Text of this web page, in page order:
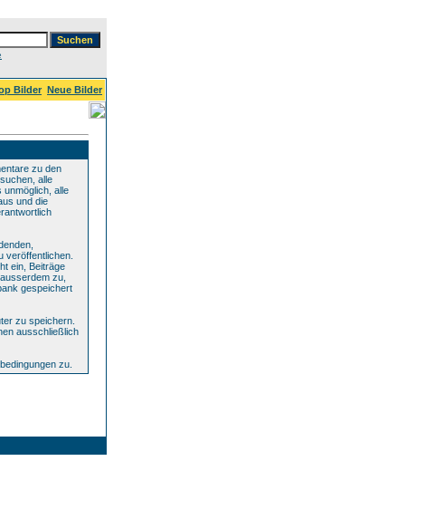
Bilder Neue Bilder
zu den
alle
alle
und die
veröffentlichen.
ein, Beiträge
zu,
gespeichert
zu speichern.
ausschließlich
zu.